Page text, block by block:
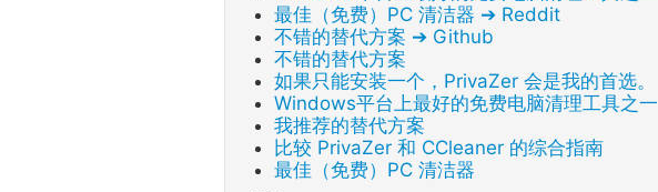
最佳（免费）PC 清洁器 ➔ Reddit
不错的替代方案 ➔ Github
不错的替代方案
如果只能安装一个，PrivaZer 会是我的首选。
Windows平台上最好的免费电脑清理工具之一
我推荐的替代方案
比较 PrivaZer 和 CCleaner 的综合指南
最佳（免费）PC 清洁器